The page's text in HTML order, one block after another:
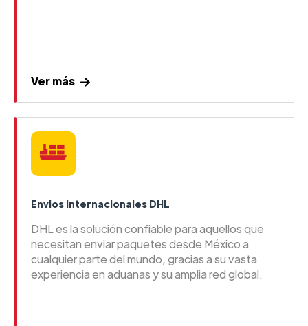
Ver más
Envios internacionales DHL
DHL es la solución confiable para aquellos que
necesitan enviar paquetes desde México a
cualquier parte del mundo, gracias a su vasta
experiencia en aduanas y su amplia red global.